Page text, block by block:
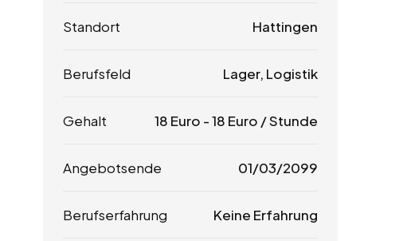
Standort Hattingen
Berufsfeld Lager, Logistik
Gehalt 18 Euro -18 Euro / Stunde
Angebotsende 01/03/2099
Berufserfahrung Keine Erfahrung